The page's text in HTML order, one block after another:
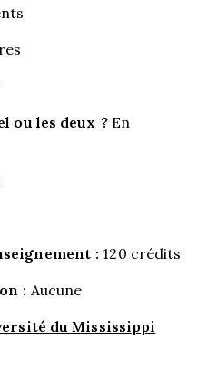
ou les deux ?En
: 120 crédits
: Aucune
du Mississippi